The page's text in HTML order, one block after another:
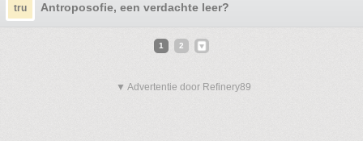
tru Antroposofie, een verdachte leer?
1 2
▼ Advertentie door Refinery89